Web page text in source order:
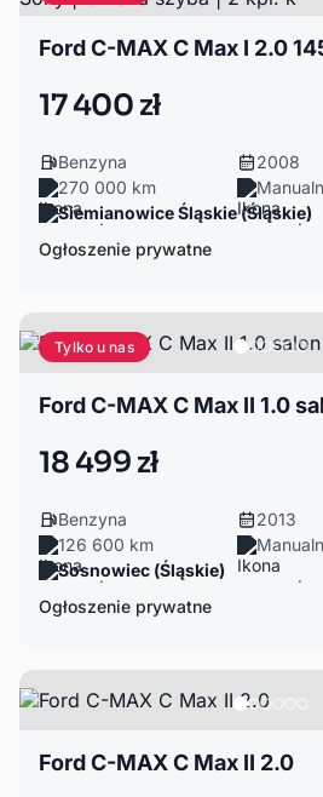
17 400 zł
Benzyna
2008
270 000 km
Siemianowice Śląskie (Śląskie)
Ogłoszenie prywatne
Tylko u nas
Ford C-MAX C Max II 1.0
18 499 zł
Benzyna
2013
126 600 km
Sosnowiec (Śląskie)
Ogłoszenie prywatne
Ford C-MAX C Max II 2.0